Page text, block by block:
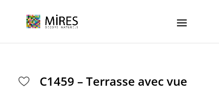
C1459 – Terrasse avec vue